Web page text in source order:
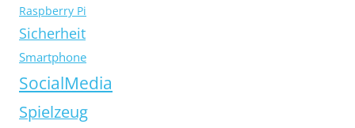
Raspberry Pi
Sicherheit
Smartphone
SocialMedia
Spielzeug